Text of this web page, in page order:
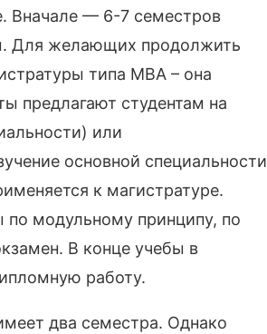
Вначале — 6-7 семестров
Для желающих продолжить
типа MBA – она
предлагают студентам на
или
основной специальности
к магистратуре.
модульному принципу, по
В конце учебы в
работу.
два семестра. Однако